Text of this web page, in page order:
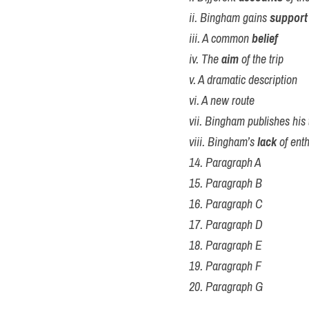
ii. Bingham gains support
iii. A common belief
iv. The aim of the trip
v. A dramatic description
vi. A new route
vii. Bingham publishes his
viii. Bingham’s lack of
14. Paragraph A
15. Paragraph B
16. Paragraph C
17. Paragraph D
18. Paragraph E
19. Paragraph F
20. Paragraph G